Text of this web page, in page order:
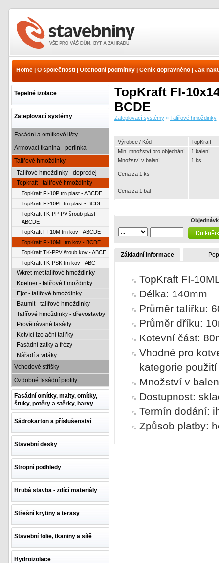
Talířové hmoždinky -
hmoždinky - TopKraft FI-
Home| O společnosti| Obchodní podmínky| Ceník dopravného| Jak
Tepelné izolace
Zateplovací systémy
Fasádní a omítkové lišty
Armovací tkanina - perlinka
Talířové hmoždinky
Talířové hmoždinky - doprodej
Topkraft - talířové hmoždinky
TopKraft FI-10P trn plast - ABCDE
TopKraft FI-10PL trn plast - BCDE
TopKraft TK-PP-PV šroub plast -
ABCDE
TopKraft FI-10M trn kov - ABCDE
TopKraft FI-10ML trn kov - BCDE
TopKraft TK-PPV šroub kov - ABCE
TopKraft TK-PSK trn kov - ABC
Wkret-met talířové hmoždinky
Koelner - talířové hmoždinky
Ejot - talířové hmoždinky
Baumit - talířové hmoždinky
Talířové hmoždinky - dřevostavby
Provětrávané fasády
Kotvící izolační talířky
Fasádní zátky a frézy
Nářadí a vrtáky
Vchodové stříšky
Ozdobné fasádní profily
Fasádní omítky, malty, omítky,
štuky, potěry a stěrky, barvy
Sádrokarton a příslušenství
Stavební desky
Stropní podhledy
Hrubá stavba - zdící materiály
Střešní krytiny a terasy
Stavební fólie, tkaniny a sítě
Hydroizolace
TopKraft FI-
BCDE
Zateplovací systémy» Talířové hmoždinky
Výrobce / Kód
TopKraft
Min. množství pro objednání
1 balení
Množství v balení
1 ks
Cena za 1 ks
Cena za 1 bal
Základní informace
TopKraft FI-
Délka: 140mm
Průměr talířku:
Průměr dříku:
Kotevní část:
Vhodné pro
kategorie
Množství v
Dostupnost:
Termín dodání:
Způsob platby: